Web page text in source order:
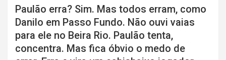
Paulão erra? Sim. Mas todos erram, como
Danilo em Passo Fundo. Não ouvi vaias
para ele no Beira Rio. Paulão tenta,
concentra. Mas fica óbvio o medo de